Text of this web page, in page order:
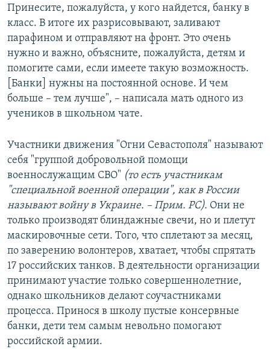
Принесите, пожалуйста, у кого найдется, банку в
класс. В итоге их разрисовывают, заливают
парафином и отправляют на фронт. Это очень
нужно и важно, объясните, пожалуйста, детям и
помогите сами, если имеете такую возможность.
[Банки] нужны на постоянной основе. И чем
больше – тем лучше", – написала мать одного из
учеников в школьном чате.
Участники движения "Огни Севастополя" называют
себя "группой добровольной помощи
военнослужащим СВО" (то есть участникам
"специальной военной операции", как в России
называют войну в Украине. – Прим. РС). Они не
только производят блиндажные свечи, но и плетут
маскировочные сети. Того, что сплетают за месяц,
по заверению волонтеров, хватает, чтобы спрятать
17 российских танков. В деятельности организации
принимают участие только совершеннолетние,
однако школьников делают соучастниками
процесса. Принося в школу пустые консервные
банки, дети тем самым невольно помогают
российской армии.